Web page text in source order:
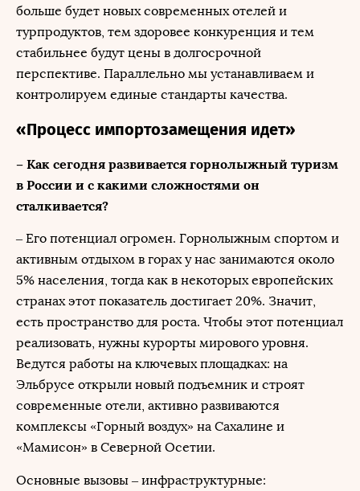
больше будет новых современных отелей и
турпродуктов, тем здоровее конкуренция и тем
стабильнее будут цены в долгосрочной
перспективе. Параллельно мы устанавливаем и
контролируем единые стандарты качества.
«Процесс импортозамещения идет»
– Как сегодня развивается горнолыжный туризм
в России и с какими сложностями он
сталкивается?
– Его потенциал огромен. Горнолыжным спортом и
активным отдыхом в горах у нас занимаются около
5% населения, тогда как в некоторых европейских
странах этот показатель достигает 20%. Значит,
есть пространство для роста. Чтобы этот потенциал
реализовать, нужны курорты мирового уровня.
Ведутся работы на ключевых площадках: на
Эльбрусе открыли новый подъемник и строят
современные отели, активно развиваются
комплексы «Горный воздух» на Сахалине и
«Мамисон» в Северной Осетии.
Основные вызовы – инфраструктурные: